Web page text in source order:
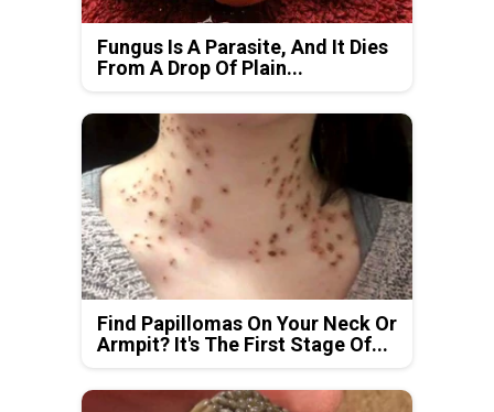
Fungus Is A Parasite, And It Dies
From A Drop Of Plain...
Find Papillomas On Your Neck Or
Armpit? It's The First Stage Of...